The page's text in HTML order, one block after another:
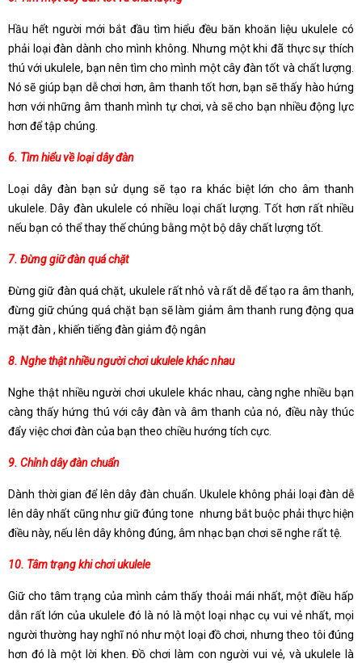
Hầu hết người mới bắt đầu tìm hiểu đều băn khoăn liệu ukulele có
phải loại đàn dành cho mình không. Nhưng một khi đã thực sự thích
thú với ukulele, bạn nên tìm cho mình một cây đàn tốt và chất lượng.
Nó sẽ giúp bạn dễ chơi hơn, âm thanh tốt hơn, bạn sẽ thấy hào hứng
hơn với những âm thanh mình tự chơi, và sẽ cho bạn nhiều động lực
hơn để tập chúng.
6. Tìm hiểu về loại dây đàn
Loại dây đàn bạn sử dụng sẽ tạo ra khác biệt lớn cho âm thanh
ukulele. Dây đàn ukulele có nhiều loại chất lượng. Tốt hơn rất nhiều
nếu bạn có thể thay thế chúng bằng một bộ dây chất lượng tốt.
7. Đừng giữ đàn quá chặt
Đừng giữ đàn quá chặt, ukulele rất nhỏ và rất dễ để tạo ra âm thanh,
đừng giữ chúng quá chặt bạn sẽ làm giảm âm thanh rung động qua
mặt đàn , khiến tiếng đàn giảm độ ngân
8. Nghe thật nhiều người chơi ukulele khác nhau
Nghe thật nhiều người chơi ukulele khác nhau, càng nghe nhiều bạn
càng thấy hứng thú với cây đàn và âm thanh của nó, điều này thúc
đẩy việc chơi đàn của bạn theo chiều hướng tích cực.
9. Chỉnh dây đàn chuẩn
Dành thời gian để lên dây đàn chuẩn. Ukulele không phải loại đàn dễ
lên dây nhất cũng như giữ đúng tone nhưng bắt buộc phải thực hiện
điều này, nếu lên dây không đúng, âm nhạc bạn chơi sẽ nghe rất tệ.
10. Tâm trạng khi chơi ukulele
Giữ cho tâm trạng của mình cảm thấy thoải mái nhất, một điều hấp
dẫn rất lớn của ukulele đó là nó là một loại nhạc cụ vui vẻ nhất, mọi
người thường hay nghĩ nó như một loại đồ chơi, nhưng theo tôi đúng
hơn đó là một lời khen. Đồ chơi làm con người vui vẻ, và ukulele là